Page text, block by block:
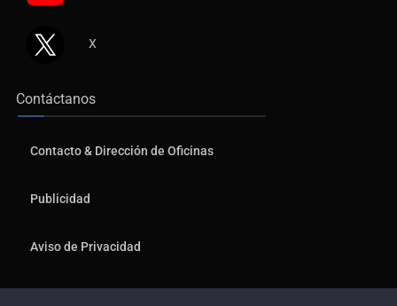
X
Contáctanos
Contacto & Dirección de Oficinas
Publicidad
Aviso de Privacidad